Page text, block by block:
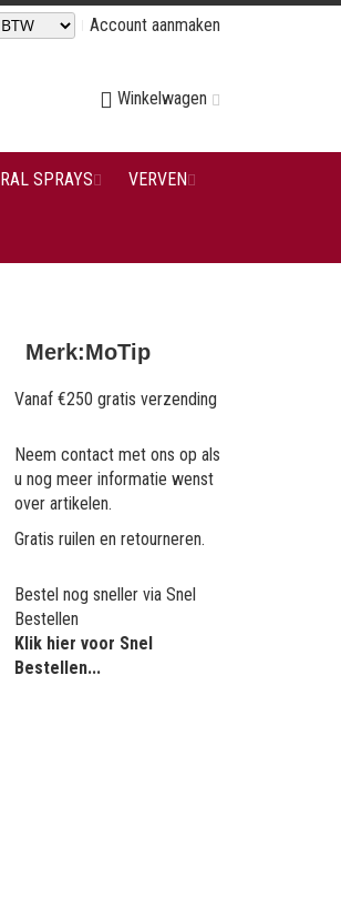
Account aanmaken
Winkelwagen
RAL SPRAYS VERVEN
Merk:MoTip
Vanaf €250 gratis verzending
Neem contact met ons op als
u nog meer informatie wenst
over artikelen.
Gratis ruilen en retourneren.
Bestel nog sneller via Snel
Bestellen
Klik hier voor Snel
Bestellen...